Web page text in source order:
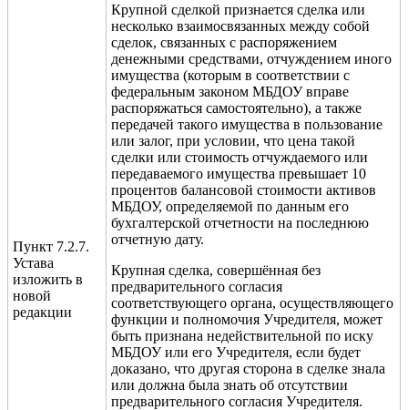
Пункт 7.2.7.
Устава
изложить в
новой
редакции
Крупной сделкой признается сделка или
несколько взаимосвязанных между собой
сделок, связанных с распоряжением
денежными средствами, отчуждением иного
имущества (которым в соответствии с
федеральным законом МБДОУ вправе
распоряжаться самостоятельно), а также
передачей такого имущества в пользование
или залог, при условии, что цена такой
сделки или стоимость отчуждаемого или
передаваемого имущества превышает 10
процентов балансовой стоимости активов
МБДОУ, определяемой по данным его
бухгалтерской отчетности на последнюю
отчетную дату.
Крупная сделка, совершённая без
предварительного согласия
соответствующего органа, осуществляющего
функции и полномочия Учредителя, может
быть признана недействительной по иску
МБДОУ или его Учредителя, если будет
доказано, что другая сторона в сделке знала
или должна была знать об отсутствии
предварительного согласия Учредителя.